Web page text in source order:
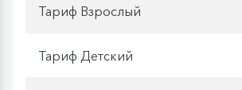
Тариф Взрослый
Тариф Детский